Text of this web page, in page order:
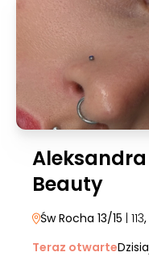
Aleksandra
Beauty
Św Rocha 13/15 | 113
Teraz otwarte